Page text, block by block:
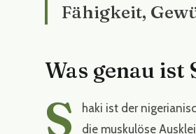
Fähigkeit,
Was genau ist
S
haki ist der
die muskulöse